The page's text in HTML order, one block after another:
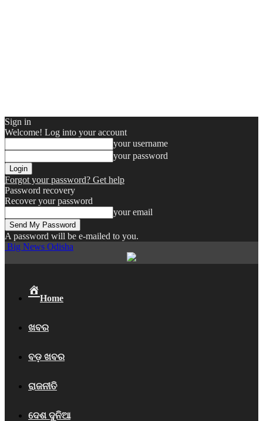
Sign in
Welcome! Log into your account
your username
your password
Forgot your password? Get help
Password recovery
Recover your password
your email
A password will be e-mailed to you.
Big News Odisha
Home
ଖବର
ବଡ଼ ଖବର
ରାଜନୀତି
ଦେଶ ଦୁନିଆ